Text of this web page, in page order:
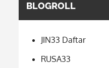
BLOGROLL
JIN33 Daftar
RUSA33